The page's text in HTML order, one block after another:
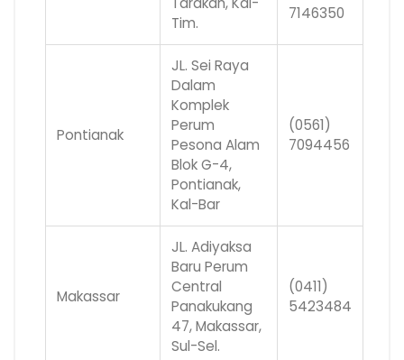
Tim.
7146350
Pontianak
JL. Sei Raya
Dalam
Komplek
Perum
Pesona Alam
Blok G-4,
Pontianak,
Kal-Bar
(0561)
7094456
Makassar
JL. Adiyaksa
Baru Perum
Central
Panakukang
47, Makassar,
Sul-Sel.
(0411)
5423484